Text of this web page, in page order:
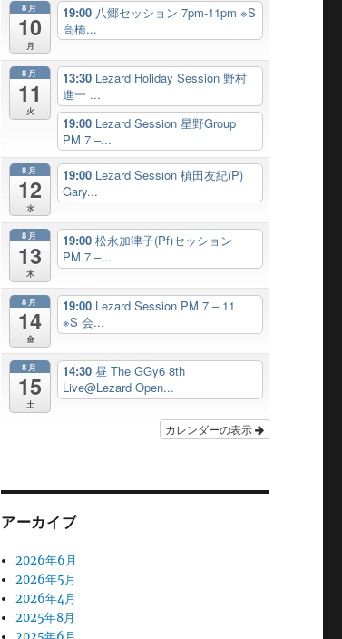
8月
10
月
19:00 八郷セッション 7pm-11pm ※S
高橋...
8月
11
火
13:30 Lezard Holiday Session 野村
進一 ...
19:00 Lezard Session 星野Group
PM 7 –...
8月
12
水
19:00 Lezard Session 槙田友紀(P)
Gary...
8月
13
木
19:00松永加津子(Pf)セッション
PM 7 –...
8月
14
金
19:00 Lezard Session PM 7 – 11
※S 会...
8月
15
土
14:30昼 The GGy6 8th
Live@Lezard Open...
カレンダーの表示
アーカイブ
2026年6月
2026年5月
2026年4月
2025年8月